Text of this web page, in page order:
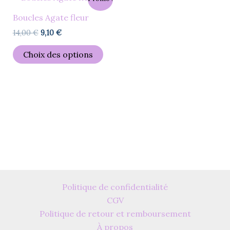
Boucles Agate fleur
14,00€
initial
était :
14,00 €.
9,10 €
prix
actuel
est :
9,10 €.
Choix des options
produit
variations.
produit
Politique de confidentialité
CGV
Politique de retour et remboursement
À propos